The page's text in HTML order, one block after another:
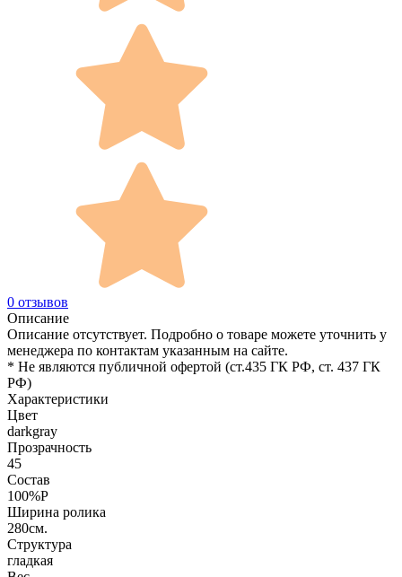
0 отзывов
Описание
Описание отсутствует. Подробно о товаре можете уточнить у
менеджера по контактам указанным на сайте.
* Не являются публичной офертой (ст.435 ГК РФ, cт. 437 ГК
РФ)
Характеристики
Цвет
darkgray
Прозрачность
45
Состав
100%P
Ширина ролика
280см.
Структура
гладкая